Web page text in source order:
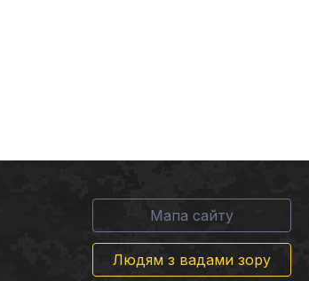
Мапа сайту
Людям з вадами зору